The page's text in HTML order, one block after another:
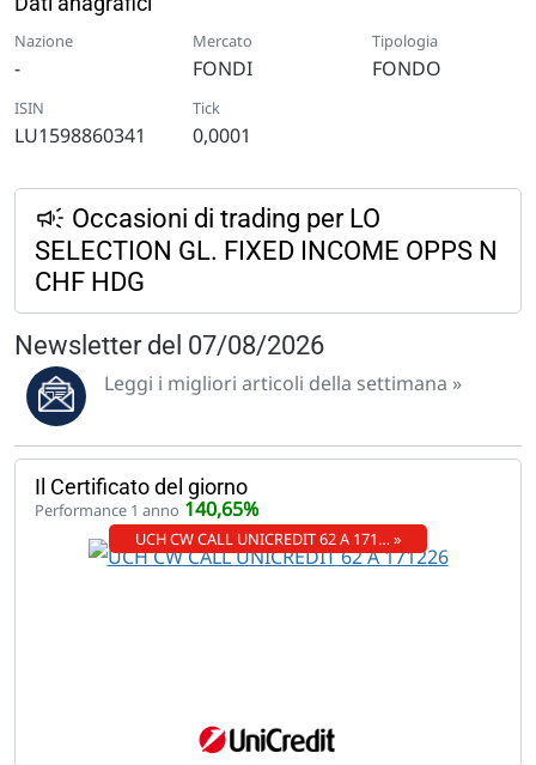
Nazione
-
Mercato
FONDI
Tipologia
FONDO
ISIN
LU1598860341
Tick
0,0001
Occasioni di trading per LO
SELECTION GL. FIXED INCOME OPPS N
CHF HDG
Newsletter del 07/08/2026
Leggi i migliori articoli della settimana »
Il Certificato del giorno
Performance 1 anno 140,65%
UCH CW CALL UNICREDIT 62 A 171… »